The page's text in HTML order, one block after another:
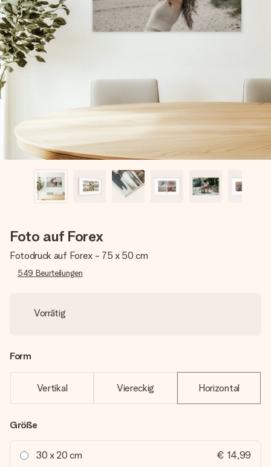
Mit Liebe gemacht, im Handumdrehen
Erstelle etwas Einzigartiges in wenigen Schritten – mit
ihrem Namen, deinem Foto oder einer Nachricht von
Herzen. Kein Stress, nur pure Liebe für den perfekten
Foto auf Forex
Fotodruck auf Forex - 75 x 50 cm
549 Beurteilungen
Vorrätig
Form
Vertikal Viereckig Horizontal
Größe
30 x 20 cm € 14,99